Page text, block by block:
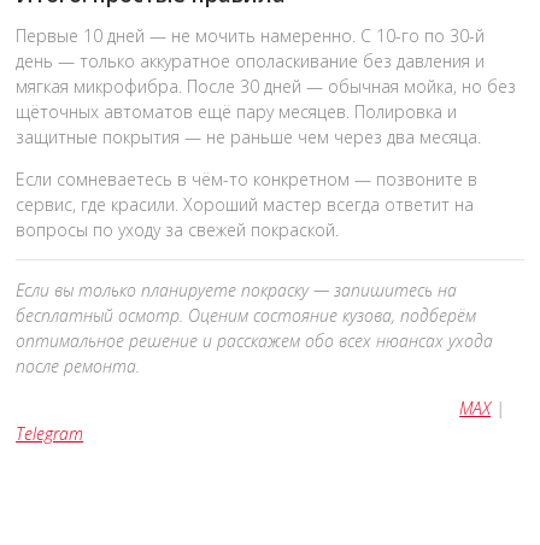
Первые 10 дней — не мочить намеренно. С 10-го по 30-й
день — только аккуратное ополаскивание без давления и
мягкая микрофибра. После 30 дней — обычная мойка, но без
щёточных автоматов ещё пару месяцев. Полировка и
защитные покрытия — не раньше чем через два месяца.
Если сомневаетесь в чём-то конкретном — позвоните в
сервис, где красили. Хороший мастер всегда ответит на
вопросы по уходу за свежей покраской.
Если вы только планируете покраску — запишитесь на
бесплатный осмотр. Оценим состояние кузова, подберём
оптимальное решение и расскажем обо всех нюансах ухода
после ремонта.
MAX|
Telegram